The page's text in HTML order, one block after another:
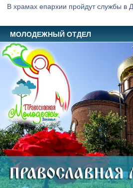
В храмах епархии пройдут службы в
МОЛОДЕЖНЫЙ ОТДЕЛ